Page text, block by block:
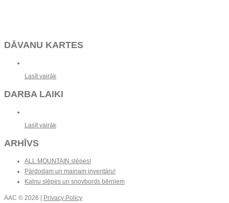
DĀVANU KARTES
Lasīt vairāk
DARBA LAIKI
Lasīt vairāk
ARHĪVS
ALL MOUNTAIN slēpes!
Pārdodam un mainam inventāru!
Kalnu slēpes un snovbords bērniem
AAC © 2026 | Privacy Policy